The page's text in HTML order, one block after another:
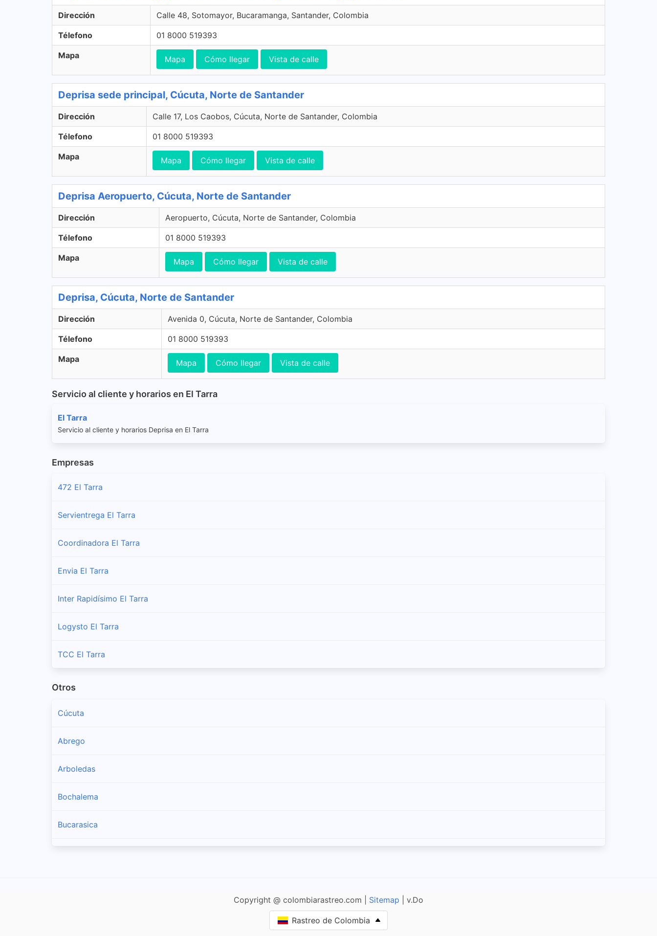
Dirección Calle 48, Sotomayor, Bucaramanga, Santander, Colombia
Télefono 01 8000 519393
Mapa Mapa Cómo llegar Vista de calle
Deprisa sede principal, Cúcuta, Norte de Santander
Dirección Calle 17, Los Caobos, Cúcuta, Norte de Santander, Colombia
Télefono 01 8000 519393
Mapa Mapa Cómo llegar Vista de calle
Deprisa Aeropuerto, Cúcuta, Norte de Santander
Dirección Aeropuerto, Cúcuta, Norte de Santander, Colombia
Télefono 01 8000 519393
Mapa Mapa Cómo llegar Vista de calle
Deprisa, Cúcuta, Norte de Santander
Dirección Avenida 0, Cúcuta, Norte de Santander, Colombia
Télefono 01 8000 519393
Mapa Mapa Cómo llegar Vista de calle
Servicio al cliente y horarios en El Tarra
El Tarra
Servicio al cliente y horarios Deprisa en El Tarra
Empresas
472 El Tarra
Servientrega El Tarra
Coordinadora El Tarra
Envia El Tarra
Inter Rapidísimo El Tarra
Logysto El Tarra
TCC El Tarra
Otros
Cúcuta
Abrego
Arboledas
Bochalema
Bucarasica
Copyright @ colombiarastreo.com | Sitemap | v.Do
Rastreo de Colombia